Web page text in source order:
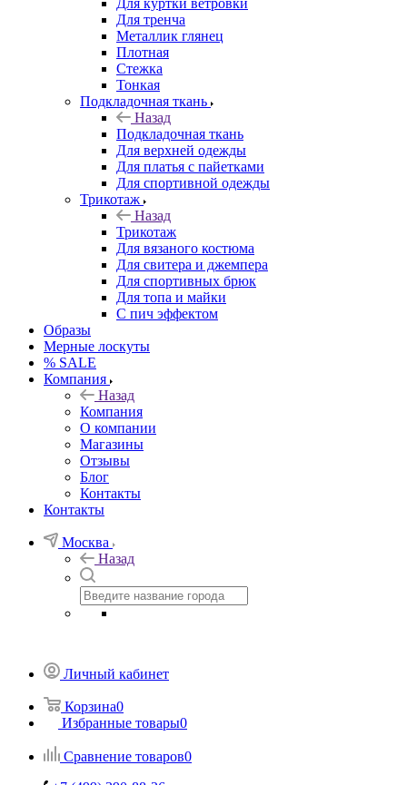
Для куртки ветровки
Для тренча
Металлик глянец
Плотная
Стежка
Тонкая
Подкладочная ткань
Назад
Подкладочная ткань
Для верхней одежды
Для платья с пайетками
Для спортивной одежды
Трикотаж
Назад
Трикотаж
Для вязаного костюма
Для свитера и джемпера
Для спортивных брюк
Для топа и майки
С пич эффектом
Образы
Мерные лоскуты
% SALE
Компания
Назад
Компания
О компании
Магазины
Отзывы
Блог
Контакты
Контакты
Москва
Назад
Личный кабинет
Корзина0
Избранные товары0
Сравнение товаров0